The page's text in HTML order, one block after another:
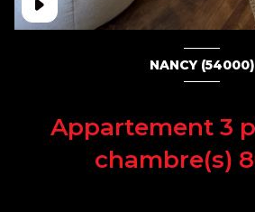
NANCY (54000)
Appartement 3 pièce(s) 2